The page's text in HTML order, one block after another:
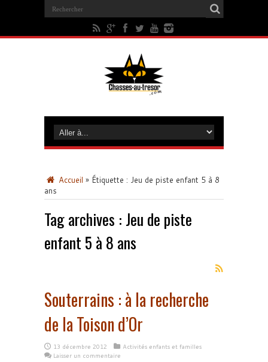
Accueil » Étiquette : Jeu de piste enfant 5 à 8
ans
Tag archives : Jeu de piste
enfant 5 à 8 ans
Souterrains : à la recherche
de la Toison d’Or
13 décembre 2012
Activités enfants et familles
Laisser un commentaire